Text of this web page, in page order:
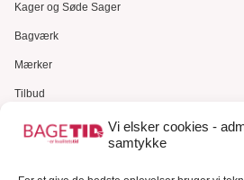
Vi elsker cookies -
samtykke
Kager og Søde Sager
Bagværk
Mærker
Tilbud
Gavekort
Kundeservice